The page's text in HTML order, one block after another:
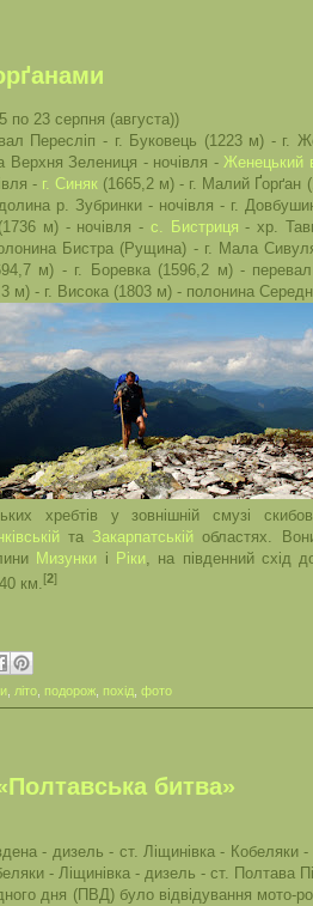
по 23 серпня (августа))
Пересліп - г. Буковець (1223 м) - г.
Верхня Зелениця - ночівля - Женецький
- г. Синяк(1665,2 м) - г. Малий Ґорґан
р. Зубринки - ночівля - г.
м) - ночівля - с. Бистриця - хр.
Бистра (Рущина) - г. Мала
м) - г. Боревка (1596,2 м) -
м) - г. Висока (1803 м) - полонина
хребтів у зовнішній смузі
та Закарпатській областях.
Мизунки і Ріки, на південний схід
км. [2]
, літо, подорож, похід, фото
битва»
- дизель - ст. Ліщинівка - Кобеляки -
- Ліщинівка - дизель - ст. Полтава
дня (ПВД) було відвідування мото-